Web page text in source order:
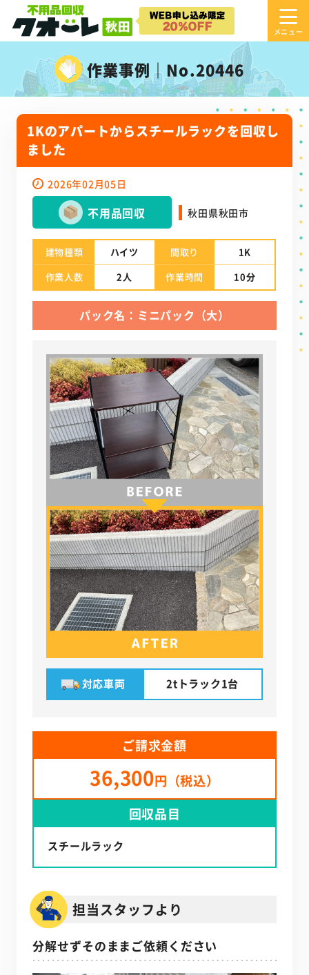
作業事例｜No.20446
1Kのアパートからスチールラックを回収し
ました
2026年02月05日
不用品回収 秋田県秋田市
建物種類 ハイツ 間取り
1K
作業人数
2人 作業時間 10分
パック名：ミニパック（大）
対応車両 2tトラック1台
ご請求金額
36,300円（税込）
回収品目
スチールラック
担当スタッフより
分解せずそのままご依頼ください